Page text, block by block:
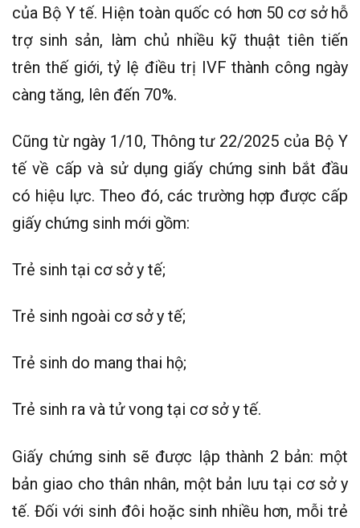
của Bộ Y tế. Hiện toàn quốc có hơn 50 cơ sở hỗ
trợ sinh sản, làm chủ nhiều kỹ thuật tiên tiến
trên thế giới, tỷ lệ điều trị IVF thành công ngày
càng tăng, lên đến 70%.
Cũng từ ngày 1/10, Thông tư 22/2025 của Bộ Y
tế về cấp và sử dụng giấy chứng sinh bắt đầu
có hiệu lực. Theo đó, các trường hợp được cấp
giấy chứng sinh mới gồm:
Trẻ sinh tại cơ sở y tế;
Trẻ sinh ngoài cơ sở y tế;
Trẻ sinh do mang thai hộ;
Trẻ sinh ra và tử vong tại cơ sở y tế.
Giấy chứng sinh sẽ được lập thành 2 bản: một
bản giao cho thân nhân, một bản lưu tại cơ sở y
tế. Đối với sinh đôi hoặc sinh nhiều hơn, mỗi trẻ